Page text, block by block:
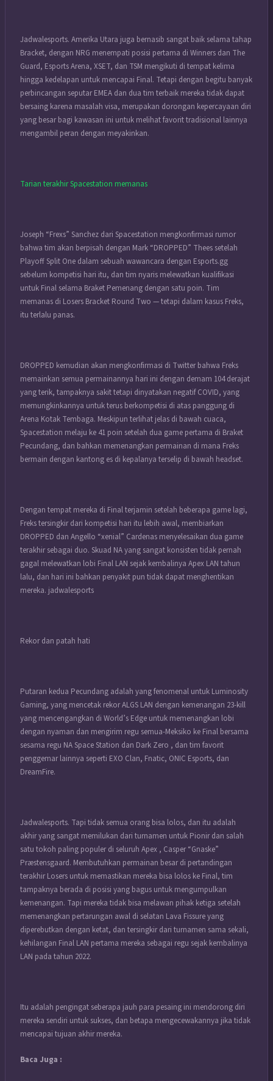
Jadwalesports. Amerika Utara juga bernasib sangat baik selama tahap
Bracket, dengan NRG menempati posisi pertama di Winners dan The
Guard, Esports Arena, XSET, dan TSM mengikuti di tempat kelima
hingga kedelapan untuk mencapai Final. Tetapi dengan begitu banyak
perbincangan seputar EMEA dan dua tim terbaik mereka tidak dapat
bersaing karena masalah visa, merupakan dorongan kepercayaan diri
yang besar bagi kawasan ini untuk melihat favorit tradisional lainnya
mengambil peran dengan meyakinkan.
Tarian terakhir Spacestation memanas
Joseph “Frexs” Sanchez dari Spacestation mengkonfirmasi rumor
bahwa tim akan berpisah dengan Mark “DROPPED” Thees setelah
Playoff Split One dalam sebuah wawancara dengan Esports.gg
sebelum kompetisi hari itu, dan tim nyaris melewatkan kualifikasi
untuk Final selama Braket Pemenang dengan satu poin. Tim
memanas di Losers Bracket Round Two — tetapi dalam kasus Freks,
itu terlalu panas.
DROPPED kemudian akan mengkonfirmasi di Twitter bahwa Freks
memainkan semua permainannya hari ini dengan demam 104 derajat
yang terik, tampaknya sakit tetapi dinyatakan negatif COVID, yang
memungkinkannya untuk terus berkompetisi di atas panggung di
Arena Kotak Tembaga. Meskipun terlihat jelas di bawah cuaca,
Spacestation melaju ke 41 poin setelah dua game pertama di Braket
Pecundang, dan bahkan memenangkan permainan di mana Freks
bermain dengan kantong es di kepalanya terselip di bawah headset.
Dengan tempat mereka di Final terjamin setelah beberapa game lagi,
Freks tersingkir dari kompetisi hari itu lebih awal, membiarkan
DROPPED dan Angello “xenial” Cardenas menyelesaikan dua game
terakhir sebagai duo. Skuad NA yang sangat konsisten tidak pernah
gagal melewatkan lobi Final LAN sejak kembalinya Apex LAN tahun
lalu, dan hari ini bahkan penyakit pun tidak dapat menghentikan
mereka. jadwalesports
Rekor dan patah hati
Putaran kedua Pecundang adalah yang fenomenal untuk Luminosity
Gaming, yang mencetak rekor ALGS LAN dengan kemenangan 23-kill
yang mencengangkan di World’s Edge untuk memenangkan lobi
dengan nyaman dan mengirim regu semua-Meksiko ke Final bersama
sesama regu NA Space Station dan Dark Zero , dan tim favorit
penggemar lainnya seperti EXO Clan, Fnatic, ONIC Esports, dan
DreamFire.
Jadwalesports. Tapi tidak semua orang bisa lolos, dan itu adalah
akhir yang sangat memilukan dari turnamen untuk Pionir dan salah
satu tokoh paling populer di seluruh Apex , Casper “Gnaske”
Præstensgaard. Membutuhkan permainan besar di pertandingan
terakhir Losers untuk memastikan mereka bisa lolos ke Final, tim
tampaknya berada di posisi yang bagus untuk mengumpulkan
kemenangan. Tapi mereka tidak bisa melawan pihak ketiga setelah
memenangkan pertarungan awal di selatan Lava Fissure yang
diperebutkan dengan ketat, dan tersingkir dari turnamen sama sekali,
kehilangan Final LAN pertama mereka sebagai regu sejak kembalinya
LAN pada tahun 2022.
Itu adalah pengingat seberapa jauh para pesaing ini mendorong diri
mereka sendiri untuk sukses, dan betapa mengecewakannya jika tidak
mencapai tujuan akhir mereka.
Baca Juga :